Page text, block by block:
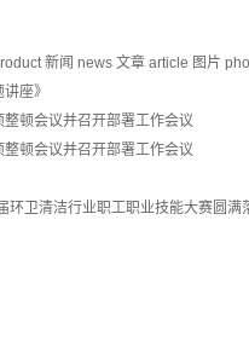
新闻 news 文章 article 图片
座》
顿会议并召开部署工作会议
顿会议并召开部署工作会议
环卫清洁行业职工职业技能大赛圆满